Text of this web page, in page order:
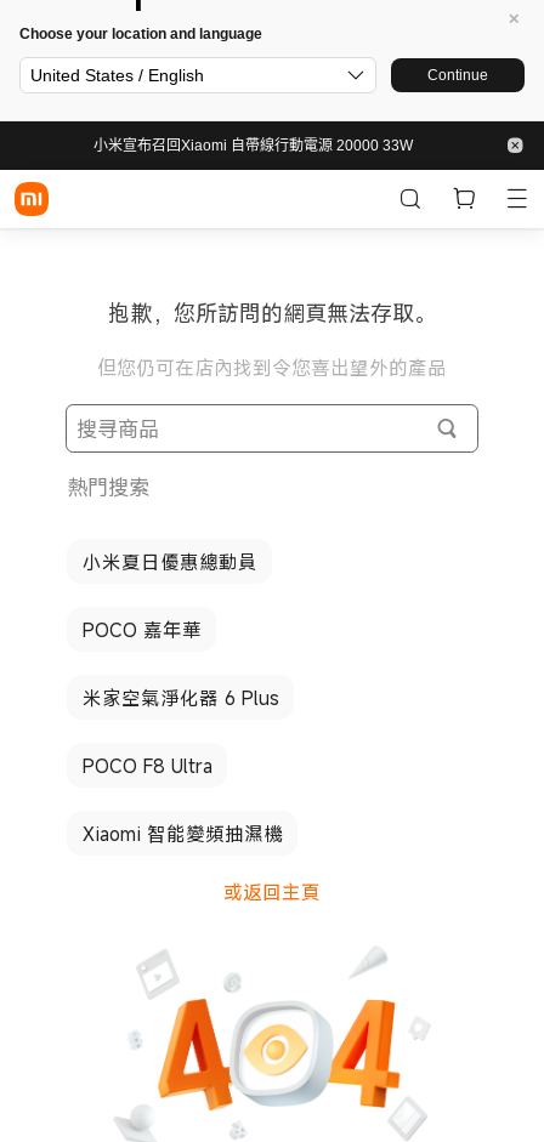
Choose your location and language
United States / English Continue
小米宣布召回Xiaomi 自帶線行動電源 20000 33W
抱歉，您所訪問的網頁無法存取。
但您仍可在店內找到令您喜出望外的產品
熱門搜索
小米夏日優惠總動員
POCO 嘉年華
米家空氣淨化器 6 Plus
POCO F8 Ultra
Xiaomi 智能變頻抽濕機
或返回主頁